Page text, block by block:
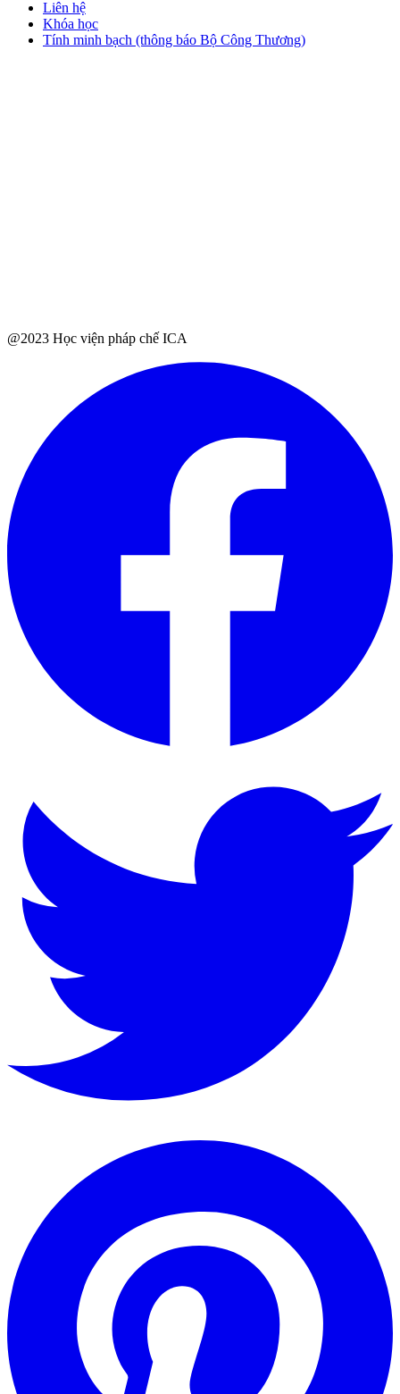
Liên hệ
Khóa học
Tính minh bạch (thông báo Bộ Công Thương)
@2023 Học viện pháp chế ICA